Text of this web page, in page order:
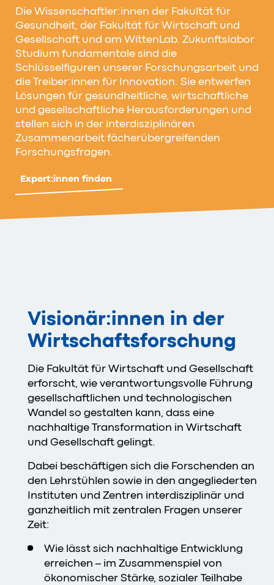
Die Wissenschaftler:innen der Fakultät für
Gesundheit, der Fakultät für Wirtschaft und
Gesellschaft und am WittenLab. Zukunftslabor
Studium fundamentale sind die
Schlüsselfiguren unserer Forschungsarbeit und
die Treiber:innen für Innovation. Sie entwerfen
Lösungen für gesundheitliche, wirtschaftliche
und gesellschaftliche Herausforderungen und
stellen sich in der interdisziplinären
Zusammenarbeit fächerübergreifenden
Forschungsfragen.
Expert:innen finden
Visionär:innen in der
Wirtschaftsforschung
Die Fakultät für Wirtschaft und Gesellschaft
erforscht, wie verantwortungsvolle Führung
gesellschaftlichen und technologischen
Wandel so gestalten kann, dass eine
nachhaltige Transformation in Wirtschaft
und Gesellschaft gelingt.
Dabei beschäftigen sich die Forschenden an
den Lehrstühlen sowie in den angegliederten
Instituten und Zentren interdisziplinär und
ganzheitlich mit zentralen Fragen unserer
Zeit:
Wie lässt sich nachhaltige Entwicklung
erreichen – im Zusammenspiel von
ökonomischer Stärke, sozialer Teilhabe